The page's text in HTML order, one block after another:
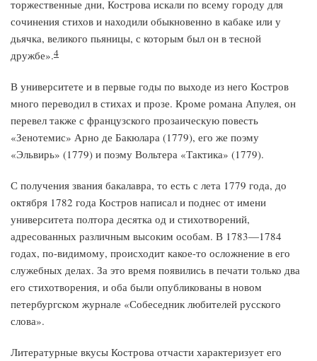
торжественные дни, Кострова искали по всему городу для
сочинения стихов и находили обыкновенно в кабаке или у
дьячка, великого пьяницы, с которым был он в тесной
дружбе».4
В университете и в первые годы по выходе из него Костров
много переводил в стихах и прозе. Кроме романа Апулея, он
перевел также с французского прозаическую повесть
«Зенотемис» Арно де Бакюлара (1779), его же поэму
«Эльвирь» (1779) и поэму Вольтера «Тактика» (1779).
С получения звания бакалавра, то есть с лета 1779 года, до
октября 1782 года Костров написал и поднес от имени
университета полтора десятка од и стихотворений,
адресованных различным высоким особам. В 1783—1784
годах, по-видимому, происходит какое-то осложнение в его
служебных делах. За это время появились в печати только два
его стихотворения, и оба были опубликованы в новом
петербургском журнале «Собеседник любителей русского
слова».
Литературные вкусы Кострова отчасти характеризует его